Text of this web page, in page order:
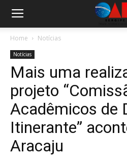
Home Notícias
Notícias
Mais uma
projeto
Acadêmicos de
Itinerante”
Aracaju